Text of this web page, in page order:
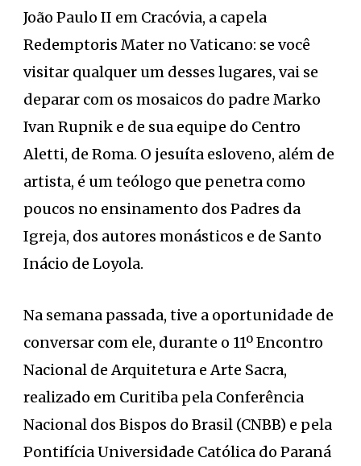
João Paulo II em Cracóvia, a capela
Redemptoris Mater no Vaticano: se você
visitar qualquer um desses lugares, vai se
deparar com os mosaicos do padre Marko
Ivan Rupnik e de sua equipe do Centro
Aletti, de Roma. O jesuíta esloveno, além de
artista, é um teólogo que penetra como
poucos no ensinamento dos Padres da
Igreja, dos autores monásticos e de Santo
Inácio de Loyola.
Na semana passada, tive a oportunidade de
conversar com ele, durante o 11º Encontro
Nacional de Arquitetura e Arte Sacra,
realizado em Curitiba pela Conferência
Nacional dos Bispos do Brasil (CNBB) e pela
Pontifícia Universidade Católica do Paraná